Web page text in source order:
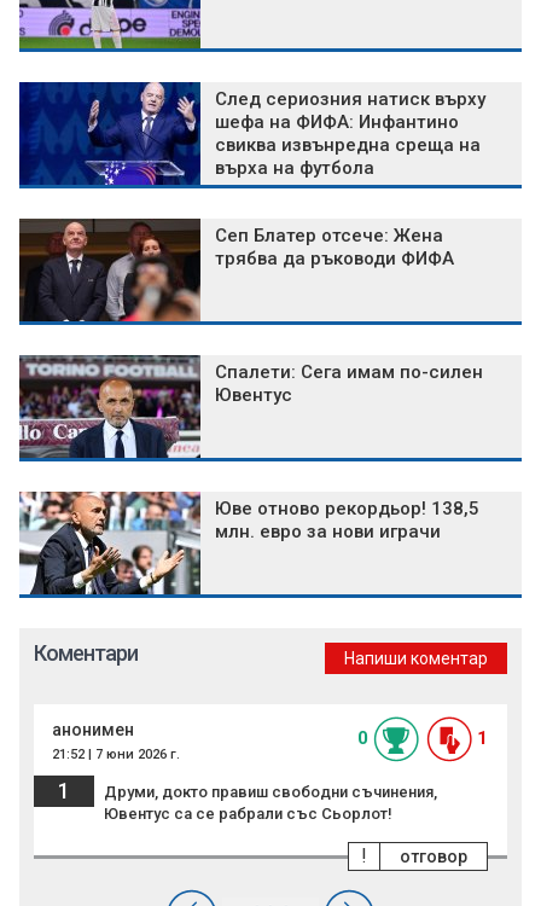
След сериозния натиск върху
шефа на ФИФА: Инфантино
свиква извънредна среща на
върха на футбола
Сеп Блатер отсече: Жена
трябва да ръководи ФИФА
Спалети: Сега имам по-силен
Ювентус
Юве отново рекордьор! 138,5
млн. евро за нови играчи
Коментари Напиши коментар
анонимен
21:52 | 7 юни 2026 г.
0 1
1
Друми, докто правиш свободни съчинения,
Ювентус са се рабрали със Сьорлот!
отговор
!